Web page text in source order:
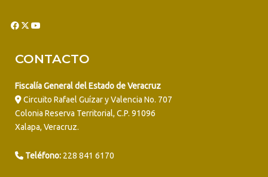
CONTACTO
Fiscalía General del Estado de Veracruz
Circuito Rafael Guízar y Valencia No. 707
Colonia Reserva Territorial, C.P. 91096
Xalapa, Veracruz.
Teléfono: 228 841 6170